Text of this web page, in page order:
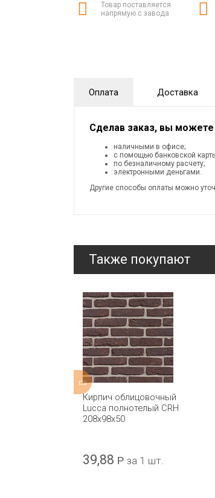
Товар поставляется
напрямую с завода
Оплата Доставка
Сделав заказ, вы
наличными в офисе;
с помощью банковской
по безналичному расчету;
электронными деньгами.
Другие способы оплаты можно
Также покупают
Кирпич облицовочный
Lucca полнотелый CRH
208x98x50
39,88 Р за 1 шт.